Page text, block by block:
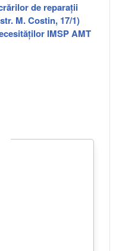
de reparații
M. Costin, 17/1)
IMSP AMT